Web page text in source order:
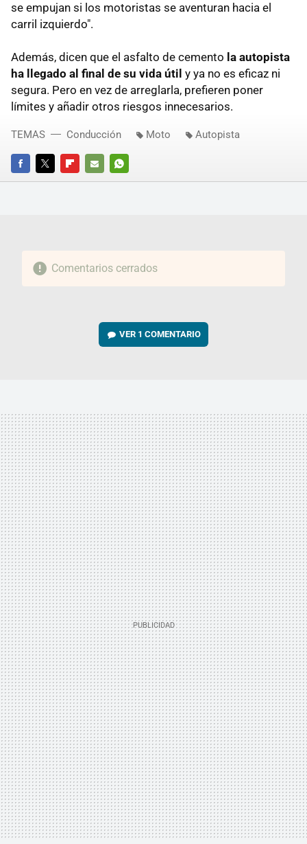
se empujan si los motoristas se aventuran hacia el
carril izquierdo".
Además, dicen que el asfalto de cemento la autopista
ha llegado al final de su vida útil y ya no es eficaz ni
segura. Pero en vez de arreglarla, prefieren poner
límites y añadir otros riesgos innecesarios.
FACEBOOKTWITTERFLIPBOARD
E-
WHATSAPP
TEMAS Conducción Moto Autopista
Comentarios cerrados
VER 1 COMENTARIO